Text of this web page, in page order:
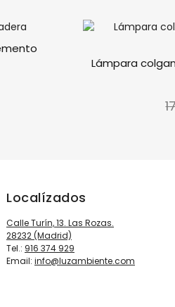
Lámpara
Localízados
Calle Turín, 13. Las Rozas.
28232 (Madrid)
Tel.: 916 374 929
Email: info@luzambiente.com